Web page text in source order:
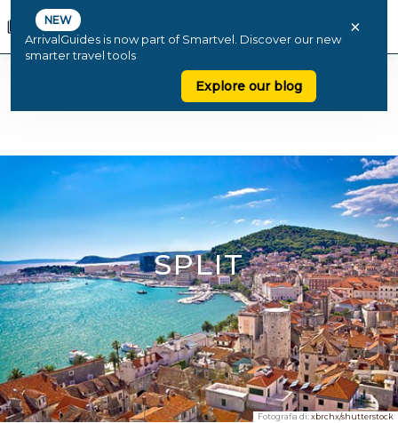
NEW
ArrivalGuides is now part of Smartvel. Discover our new
smarter travel tools
Explore our blog
×
SPLIT
Fotografia di:xbrchx/shutterstock